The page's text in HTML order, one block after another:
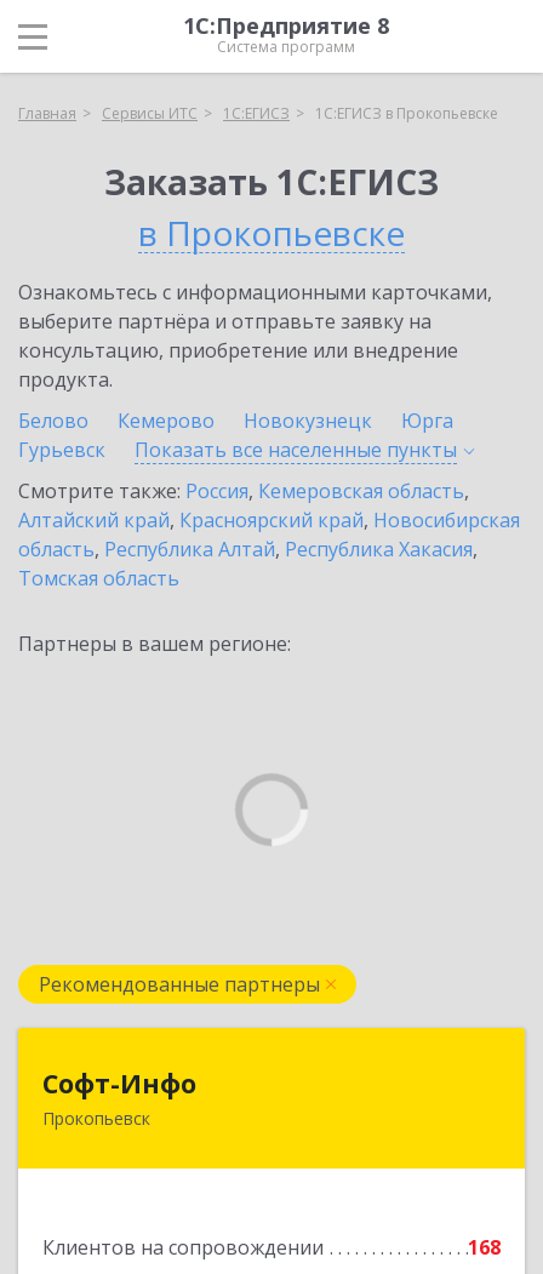
1С:Предприятие 8
Система программ
Главная Сервисы ИТС 1С:ЕГИСЗ 1С:ЕГИСЗ в Прокопьевске
Заказать 1С:ЕГИСЗ
в Прокопьевске
Ознакомьтесь с информационными карточками,
выберите партнёра и отправьте заявку на
консультацию, приобретение или внедрение
продукта.
Белово
Кемерово Новокузнецк
Юрга
Гурьевск
Показать все населенные пункты
Смотрите также: Россия, Кемеровская область,
Алтайский край, Красноярский край, Новосибирская
область, Республика Алтай, Республика Хакасия,
Томская область
Партнеры в вашем регионе:
Рекомендованные партнеры
Софт-Инфо
Прокопьевск
Клиентов на сопровождении
168
653039, Кемеровская область - Кузбасс,
Подробнее